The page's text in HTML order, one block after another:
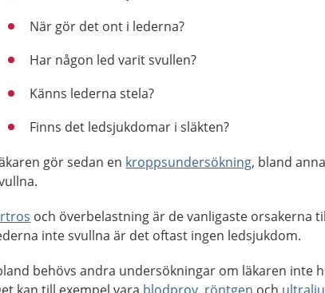
När gör det ont i lederna?
Har någon led varit svullen?
Känns lederna stela?
Finns det ledsjukdomar i släkten?
gör sedan en kroppsundersökning, bland
och överbelastning är de vanligaste orsakerna
inte svullna är det oftast ingen ledsjukdom.
behövs andra undersökningar om läkaren inte